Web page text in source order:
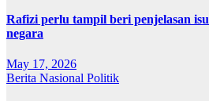
Rafizi perlu tampil beri penjelasan
negara
May 17, 2026
Berita Nasional Politik